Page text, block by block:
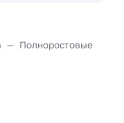
Полноростовые